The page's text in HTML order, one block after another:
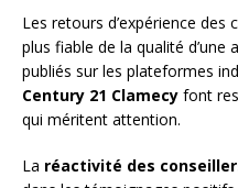
Les retours d’expérience des
plus fiable de la qualité d’une
publiés sur les plateformes
Century 21 Clamecy font
qui méritent attention.
La réactivité des